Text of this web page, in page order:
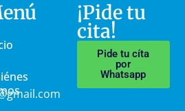
¡Pide tu
cita!
Pide tu cíta
por
Whatsapp